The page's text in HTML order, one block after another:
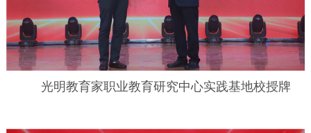
光明教育家职业教育研究中心实践基地校授牌